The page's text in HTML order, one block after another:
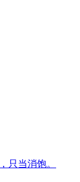
只当消饱。